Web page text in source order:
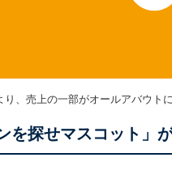
、売上の一部がオールアバウト
を探せマスコット」